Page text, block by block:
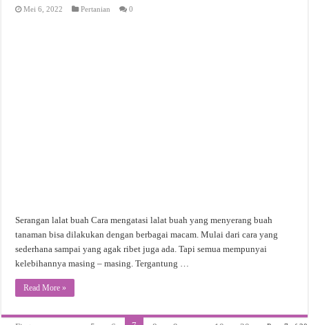
Mei 6, 2022 Pertanian 0
Serangan lalat buah Cara mengatasi lalat buah yang menyerang buah
tanaman bisa dilakukan dengan berbagai macam. Mulai dari cara yang
sederhana sampai yang agak ribet juga ada. Tapi semua mempunyai
kelebihannya masing – masing. Tergantung …
Read More »